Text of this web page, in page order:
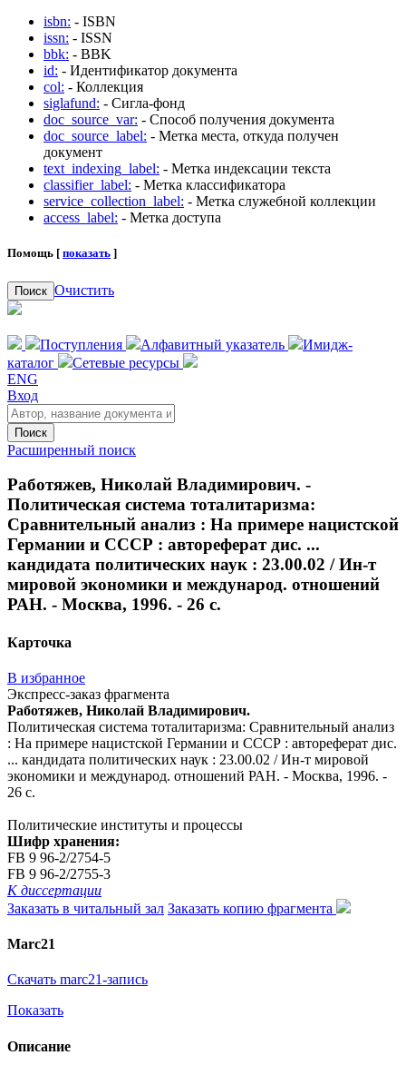
isbn: - ISBN
issn: - ISSN
bbk: - BBK
id: - Идентификатор документа
col: - Коллекция
siglafund: - Сигла-фонд
doc_source_var: - Способ получения документа
doc_source_label: - Метка места, откуда получен
документ
text_indexing_label: - Метка индексации текста
classifier_label: - Метка классификатора
service_collection_label: - Метка служебной коллекции
access_label: - Метка доступа
Помощь [ показать ]
Поиск Очистить
Поступления Алфавитный указатель
Имидж-
каталог
Сетевые ресурсы
ENG
Вход
Поиск
Расширенный поиск
Работяжев, Николай Владимирович. -
Политическая система тоталитаризма:
Сравнительный анализ : На примере нацистской
Германии и СССР : автореферат дис. ...
кандидата политических наук : 23.00.02 / Ин-т
мировой экономики и международ. отношений
РАН. - Москва, 1996. - 26 с.
Карточка
В избранное
Экспресс-заказ фрагмента
Работяжев, Николай Владимирович.
Политическая система тоталитаризма: Сравнительный анализ
: На примере нацистской Германии и СССР : автореферат дис.
... кандидата политических наук : 23.00.02 / Ин-т мировой
экономики и международ. отношений РАН. - Москва, 1996. -
26 с.
Политические институты и процессы
Шифр хранения:
FB 9 96-2/2754-5
FB 9 96-2/2755-3
К диссертации
Заказать в читальный зал Заказать копию фрагмента
Marc21
Скачать marc21-запись
Показать
Описание